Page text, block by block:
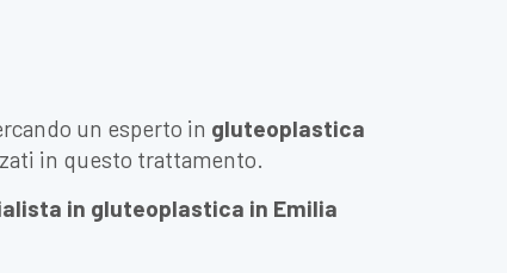
un esperto in gluteoplastica
in questo trattamento.
in gluteoplastica in Emilia